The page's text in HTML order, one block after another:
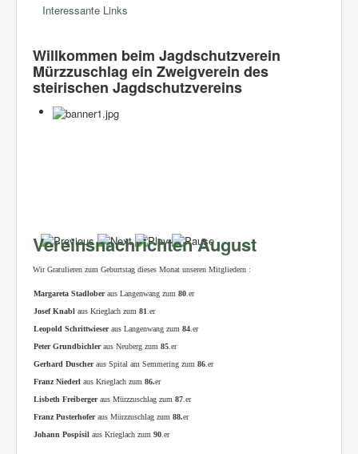
Interessante Links
Willkommen beim Jagdschutzverein
Mürzzuschlag ein Zweigverein des
steirischen Jagdschutzvereins
Vereinsnachrichten August
Wir Gratulieren zum Geburtstag dieses Monat unseren Mitgliedern :
Margareta Stadloberaus Langenwang zum 80 .er
Josef Knabl aus Krieglach zum 81 .er
Leopold Schrittwieseraus Langenwang zum 84 .er
Peter Grundbichleraus Neuberg zum 85 .er
Gerhard Duscheraus Spital am Semmering zum 86 .er
Franz Niederl aus Krieglach zum 86.er
Lisbeth Freibergeraus Mürzzuschlag zum 87 .er
Franz Pusterhoferaus Mürzzuschlag zum 88.er
Johann Pospisil aus Krieglach zum 90 .er